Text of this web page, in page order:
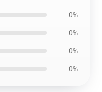
0%
0%
0%
0%